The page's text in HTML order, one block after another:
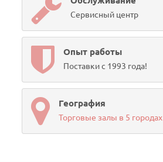
Сервисный центр
Опыт работы
Поставки с 1993 года!
География
Торговые залы в 5 городах